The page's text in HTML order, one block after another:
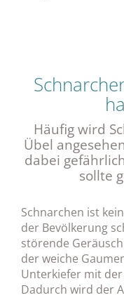
Häufig wird
Übel
dabei
sollte
Schnarchen ist
der Bevölkerung
störende
der weiche
Unterkiefer mit
Dadurch wird der